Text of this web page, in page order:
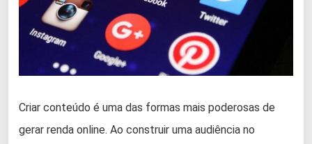
Criar conteúdo é uma das formas mais poderosas de
gerar renda online. Ao construir uma audiência no